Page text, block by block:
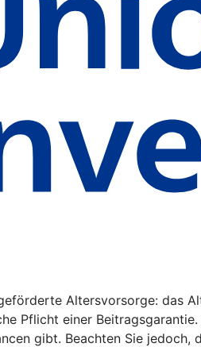
Altersvorsorge: das
Pflicht einer
gibt. Beachten Sie